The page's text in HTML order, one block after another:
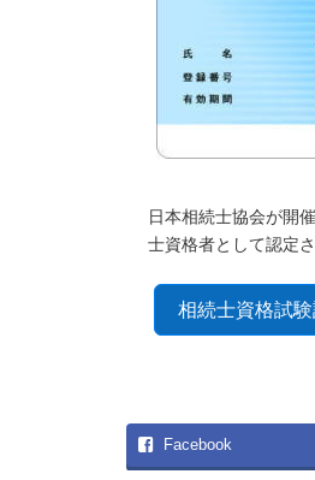
日本相続士協会が開
士資格者として認定
相続士資格試
Facebook